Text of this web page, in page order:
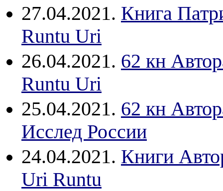
27.04.2021. Книга
Runtu Uri
26.04.2021. 62 кн
Runtu Uri
25.04.2021. 62 кн
Исслед России
24.04.2021. Книги
Uri Runtu